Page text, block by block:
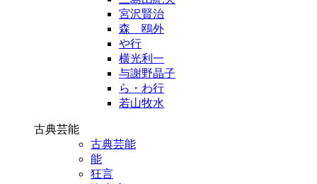
宮沢賢治
森 鴎外
や行
横光利一
与謝野晶子
ら・わ行
若山牧水
古典芸能
古典芸能
能
狂言